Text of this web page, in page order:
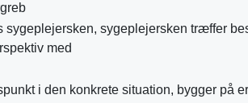
sygeplejersken, sygeplejersken træffer
med
i den konkrete situation, bygger på